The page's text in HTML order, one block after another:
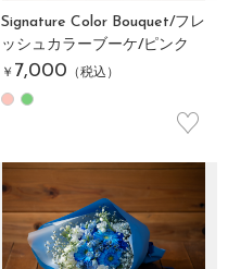
Signature Color Bouquet/フレ
ッシュカラーブーケ/ピンク
￥ 7,000 （税込）
♡